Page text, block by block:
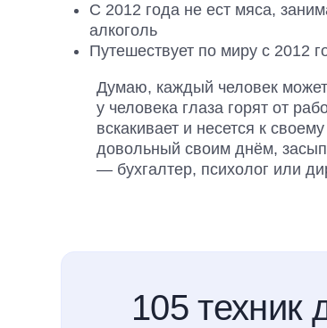
С 2012 года не ест мяса,
алкоголь
Путешествует по миру с 2012
Думаю, каждый человек
у человека глаза горят от
вскакивает и несется к
довольный своим днём,
— бухгалтер, психолог или
105 техник